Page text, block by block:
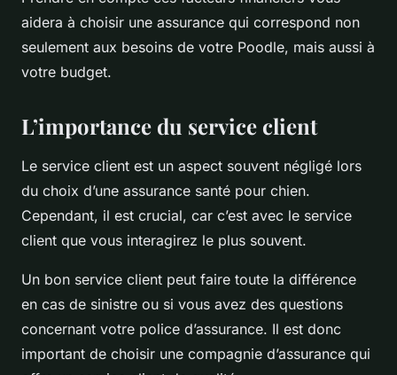
aidera à choisir une assurance qui correspond non
seulement aux besoins de votre Poodle, mais aussi à
votre budget.
L’importance du service client
Le service client est un aspect souvent négligé lors
du choix d’une assurance santé pour chien.
Cependant, il est crucial, car c’est avec le service
client que vous interagirez le plus souvent.
Un bon service client peut faire toute la différence
en cas de sinistre ou si vous avez des questions
concernant votre police d’assurance. Il est donc
important de choisir une compagnie d’assurance qui